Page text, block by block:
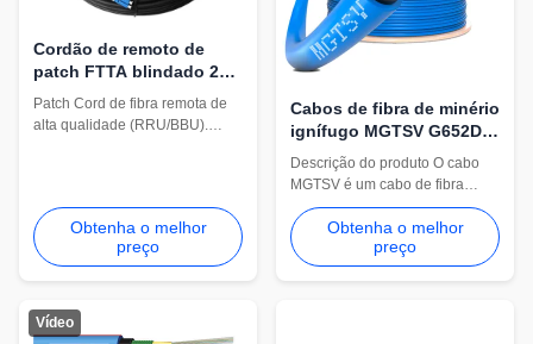
Cordão de remoto de
patch FTTA blindado 2
núcleos Fibra óptica
Jumper com proteção de
Patch Cord de fibra remota de
alta qualidade (RRU/BBU).
armadura espiral de aço
inoxidável para conectores.
Comprimentos totalmente
Obtenha o melhor
preço
Cabos de fibra de minério
ignífugo MGTSV G652D
96 núcleo duplo blindado
para comunicação
Descrição do produto O cabo
MGTSV é um cabo de fibra
óptica especializado e
retardador de chamas,
projetado especificamente para
operações de mineração
Obtenha o melhor
preço
Vídeo